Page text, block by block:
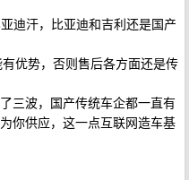
迪汗，比亚迪和吉利还是国产
优势，否则售后各方面还是传
三波，国产传统车企都一直有
你供应，这一点互联网造车基